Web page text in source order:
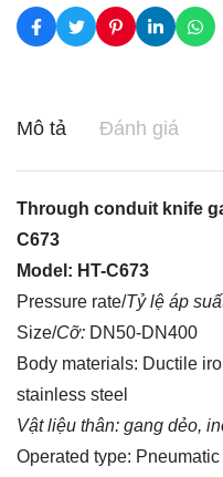
Mô tả Đánh giá
Through conduit knife
C673
Model: HT-C673
Pressure rate/Tỷ lệ áp
Size/Cỡ: DN50-DN400
Body materials: Ductile
stainless steel
Vật liệu thân: gang dẻo,
Operated type: